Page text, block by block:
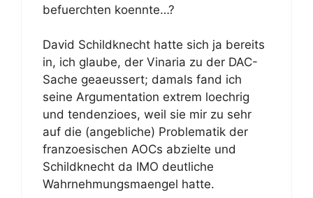
befuerchten koennte…?
David Schildknecht hatte sich ja bereits
in, ich glaube, der Vinaria zu der DAC-
Sache geaeussert; damals fand ich
seine Argumentation extrem loechrig
und tendenzioes, weil sie mir zu sehr
auf die (angebliche) Problematik der
franzoesischen AOCs abzielte und
Schildknecht da IMO deutliche
Wahrnehmungsmaengel hatte.